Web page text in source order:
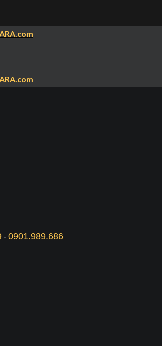
- 0901.989.686